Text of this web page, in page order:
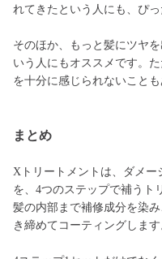
れてきたという人にも、ぴ
そのほか、もっと髪にツヤ
いう人にもオススメです。
を十分に感じられないことも
まとめ
Xトリートメントは、ダメ
を、4つのステップで補うト
髪の内部まで補修成分を染
き締めてコーティングします